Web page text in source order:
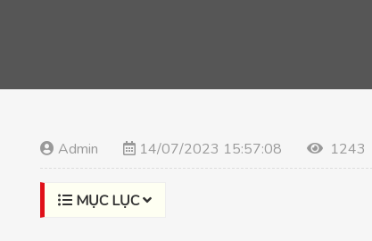
Admin 14/07/2023 15:57:08 1243
MỤC LỤC